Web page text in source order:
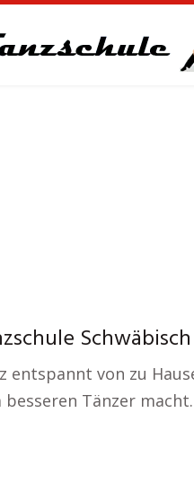
entspannt von zu
besseren Tänzer macht.